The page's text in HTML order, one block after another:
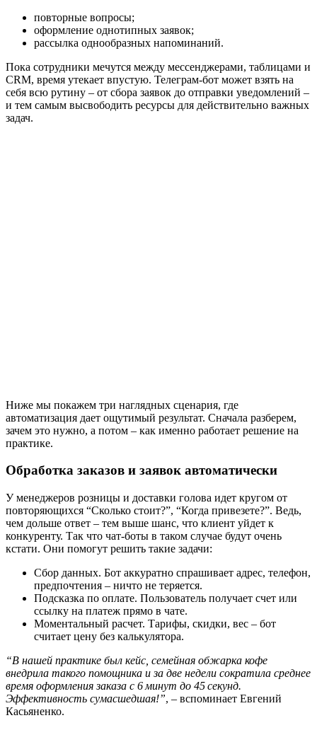
повторные вопросы;
оформление однотипных заявок;
рассылка однообразных напоминаний.
Пока сотрудники мечутся между мессенджерами, таблицами и
CRM, время утекает впустую. Телеграм-бот может взять на
себя всю рутину – от сбора заявок до отправки уведомлений –
и тем самым высвободить ресурсы для действительно важных
задач.
Ниже мы покажем три наглядных сценария, где
автоматизация дает ощутимый результат. Сначала разберем,
зачем это нужно, а потом – как именно работает решение на
практике.
Обработка заказов и заявок автоматически
У менеджеров розницы и доставки голова идет кругом от
повторяющихся “Сколько стоит?”, “Когда привезете?”. Ведь,
чем дольше ответ – тем выше шанс, что клиент уйдет к
конкуренту. Так что чат-боты в таком случае будут очень
кстати. Они помогут решить такие задачи:
Сбор данных. Бот аккуратно спрашивает адрес, телефон,
предпочтения – ничто не теряется.
Подсказка по оплате. Пользователь получает счет или
ссылку на платеж прямо в чате.
Моментальный расчет. Тарифы, скидки, вес – бот
считает цену без калькулятора.
“В нашей практике был кейс, семейная обжарка кофе
внедрила такого помощника и за две недели сократила среднее
время оформления заказа с 6 минут до 45 секунд.
Эффективность сумасшедшая!”, – вспоминает Евгений
Касьяненко.